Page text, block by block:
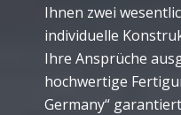
Ihnen zwei
individuelle
Ihre Ansprüche
hochwertige
Germany“